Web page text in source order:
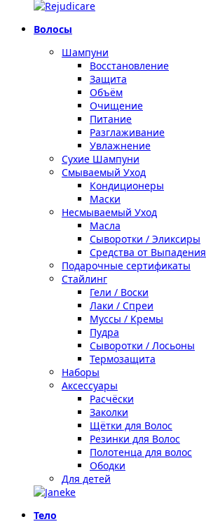
Волосы
Шампуни
Восстановление
Защита
Объём
Очищение
Питание
Разглаживание
Увлажнение
Сухие Шампуни
Смываемый Уход
Кондиционеры
Маски
Несмываемый Уход
Масла
Сыворотки / Эликсиры
Средства от Выпадения
Подарочные сертификаты
Стайлинг
Гели / Воски
Лаки / Спреи
Муссы / Кремы
Пудра
Сыворотки / Лосьоны
Термозащита
Наборы
Аксессуары
Расчёски
Заколки
Щётки для Волос
Резинки для Волос
Полотенца для волос
Ободки
Для детей
Тело